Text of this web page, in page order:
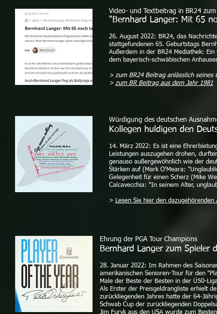
Video- und Textbeitrag in BR24
"Bernhard Langer: Mit 65
26. August 2022: BR24, das
stattgefundenen 65. Geburtstags
Außerdem in der BR24 Mediathek:
dem bayerisch-schwäbischen
> zum BR24 Beitrag anlässlich seines
> zum BR Beitrag aus dem Jahr 1981
Würdigung des deutschen
Kollegen huldigen den
14. März 2022: Es ist eine
Leistungen auszugehen drohen,
genauso außergewöhnlich wie der
Stärken auf (Mark O'Meara:
Gelegenheit für einen Scherz (Mike
Calcavecchia: "In seinem Alter,
> Lesen Sie hier den
Ehrung der PGA Tour Champions
Bernhard Langer zum Spieler
28. Januar 2022: Im Rahmen des
amerikanischen Senioren-Tour für den
Male der Beste der Besten in der Ü50-
Als Erster der Preisgeldrangliste erhielt
zurückliegenden Jahres hatte der 64-
Schwab Cup der zurückliegenden
Jim Furyk aus den USA wurde zum